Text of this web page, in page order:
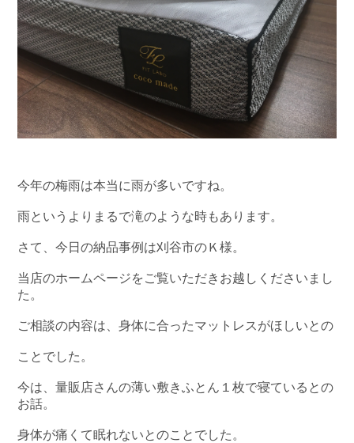
今年の梅雨は本当に雨が多いですね。
雨というよりまるで滝のような時もあります。
さて、今日の納品事例は刈谷市のＫ様。
当店のホームページをご覧いただきお越しくださいまし
た。
ご相談の内容は、身体に合ったマットレスがほしいとの
ことでした。
今は、量販店さんの薄い敷きふとん１枚で寝ているとの
お話。
身体が痛くて眠れないとのことでした。